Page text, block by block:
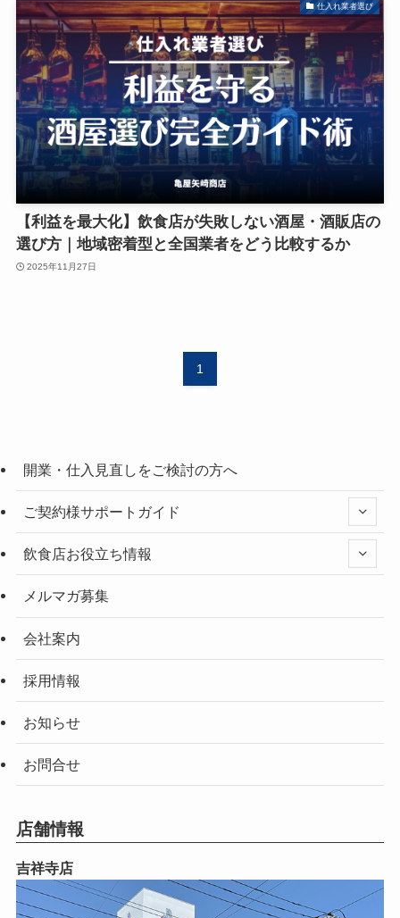
仕入れ業者選び
【利益を最大化】飲食店が失敗しない酒屋・酒販店の
選び方｜地域密着型と全国業者をどう比較するか
2025年11月27日
1
開業・仕入見直しをご検討の方へ
ご契約様サポートガイド
飲食店お役立ち情報
メルマガ募集
会社案内
採用情報
お知らせ
お問合せ
店舗情報
吉祥寺店